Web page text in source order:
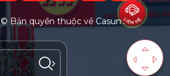
© Bản quyền thuộc về Casumina.